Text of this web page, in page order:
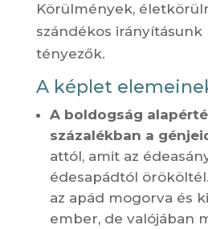
Körülmények,
szándékos
tényezők.
A képlet
A boldogság
százalékban a
attól, amit az
édesapádtól
az apád mogorva és
ember, de valójában